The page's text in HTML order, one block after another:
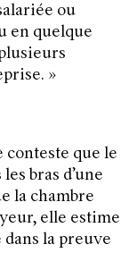
ou
en quelque
. »
conteste que le
bras d’une
la chambre
elle estime
la preuve